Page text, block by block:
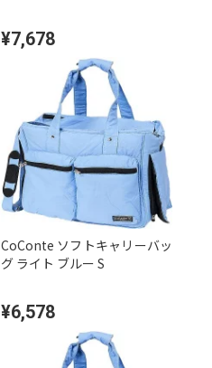
¥7,678
CoConte ソフトキャリーバッ
グ ライト ブルー S
¥6,578